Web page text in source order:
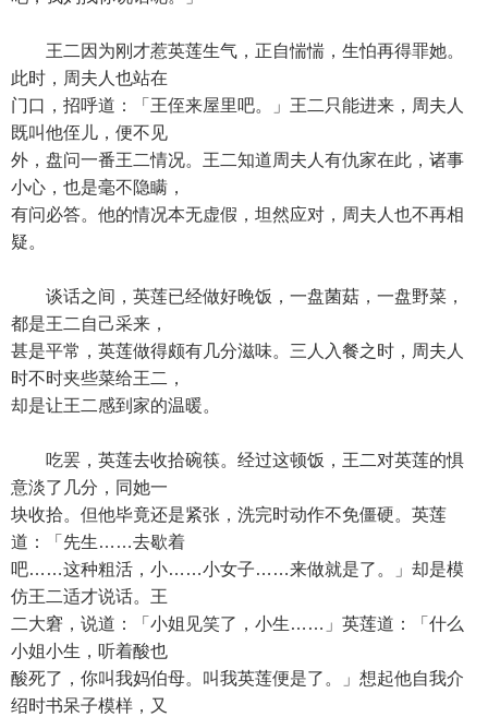
王二因为刚才惹英莲生气，正自惴惴，生怕再得罪她。
此时，周夫人也站在
门口，招呼道：「王侄来屋里吧。」王二只能进来，周夫人
既叫他侄儿，便不见
外，盘问一番王二情况。王二知道周夫人有仇家在此，诸事
小心，也是毫不隐瞒，
有问必答。他的情况本无虚假，坦然应对，周夫人也不再相
疑。
谈话之间，英莲已经做好晚饭，一盘菌菇，一盘野菜，
都是王二自己采来，
甚是平常，英莲做得颇有几分滋味。三人入餐之时，周夫人
时不时夹些菜给王二，
却是让王二感到家的温暖。
吃罢，英莲去收拾碗筷。经过这顿饭，王二对英莲的惧
意淡了几分，同她一
块收拾。但他毕竟还是紧张，洗完时动作不免僵硬。英莲
道：「先生……去歇着
吧……这种粗活，小……小女子……来做就是了。」却是模
仿王二适才说话。王
二大窘，说道：「小姐见笑了，小生……」英莲道：「什么
小姐小生，听着酸也
酸死了，你叫我妈伯母。叫我英莲便是了。」想起他自我介
绍时书呆子模样，又